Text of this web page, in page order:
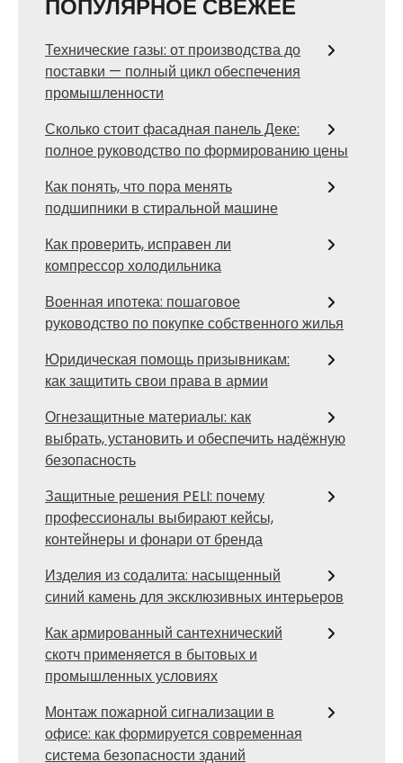
ПОПУЛЯРНОЕ СВЕЖЕЕ
Технические газы: от производства до
поставки — полный цикл обеспечения
промышленности
Сколько стоит фасадная панель Деке:
полное руководство по формированию цены
Как понять, что пора менять
подшипники в стиральной машине
Как проверить, исправен ли
компрессор холодильника
Военная ипотека: пошаговое
руководство по покупке собственного жилья
Юридическая помощь призывникам:
как защитить свои права в армии
Огнезащитные материалы: как
выбрать, установить и обеспечить надёжную
безопасность
Защитные решения PELI: почему
профессионалы выбирают кейсы,
контейнеры и фонари от бренда
Изделия из содалита: насыщенный
синий камень для эксклюзивных интерьеров
Как армированный сантехнический
скотч применяется в бытовых и
промышленных условиях
Монтаж пожарной сигнализации в
офисе: как формируется современная
система безопасности зданий